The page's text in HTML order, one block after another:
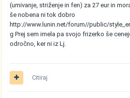
(umivanje, striženje in fen) za 27 eur in
še nobena ni tok dobro
http://www.lunin.net/forum//public/
g Prej sem imela pa svojo frizerko še
odročno, ker ni iz Lj.
Citiraj